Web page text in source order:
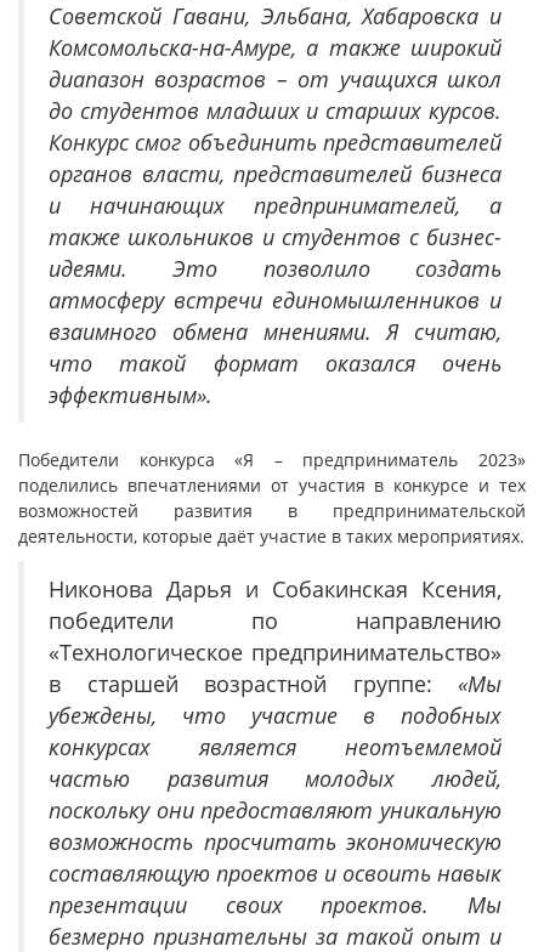
Советской Гавани, Эльбана, Хабаровска и
Комсомольска-на-Амуре, а также широкий
диапазон возрастов – от учащихся школ
до студентов младших и старших курсов.
Конкурс смог объединить представителей
органов власти, представителей бизнеса
и начинающих предпринимателей, а
также школьников и студентов с бизнес-
идеями. Это позволило создать
атмосферу встречи единомышленников и
взаимного обмена мнениями. Я считаю,
что такой формат оказался очень
эффективным».
Победители конкурса «Я – предприниматель 2023»
поделились впечатлениями от участия в конкурсе и тех
возможностей развития в предпринимательской
деятельности, которые даёт участие в таких мероприятиях.
Никонова Дарья и Собакинская Ксения,
победители по направлению
«Технологическое предпринимательство»
в старшей возрастной группе: «Мы
убеждены, что участие в подобных
конкурсах является неотъемлемой
частью развития молодых людей,
поскольку они предоставляют уникальную
возможность просчитать экономическую
составляющую проектов и освоить навык
презентации своих проектов. Мы
безмерно признательны за такой опыт и